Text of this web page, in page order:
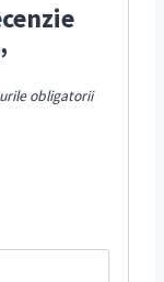
obligatorii